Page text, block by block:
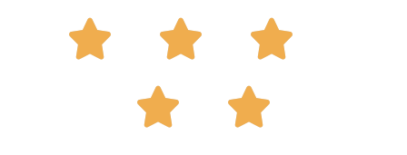
 


